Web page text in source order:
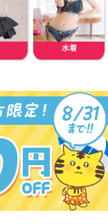
水着